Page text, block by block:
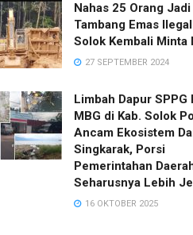
Nahas 25 Orang
Tambang Emas
Solok Kembali Minta
27 SEPTEMBER 2024
Limbah Dapur SPPG
MBG di Kab. Solok
Ancam Ekosistem
Singkarak, Porsi
Pemerintahan
Seharusnya Lebih
16 OKTOBER 2025